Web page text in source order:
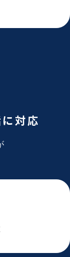
対応